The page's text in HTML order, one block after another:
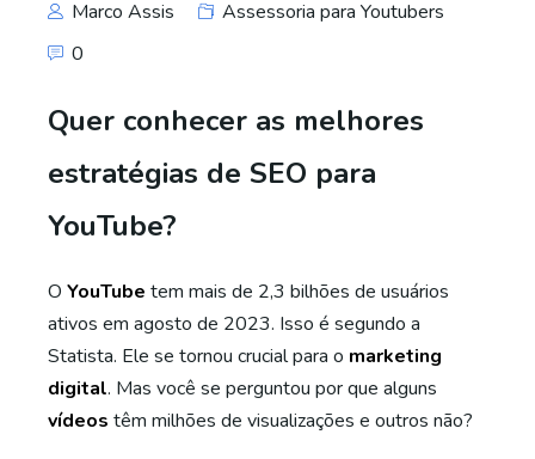
Marco Assis
Assessoria para Youtubers
0
Quer conhecer as melhores
estratégias de SEO para
YouTube?
O YouTube tem mais de 2,3 bilhões de usuários
ativos em agosto de 2023. Isso é segundo a
Statista. Ele se tornou crucial para o marketing
digital. Mas você se perguntou por que alguns
vídeos têm milhões de visualizações e outros não?